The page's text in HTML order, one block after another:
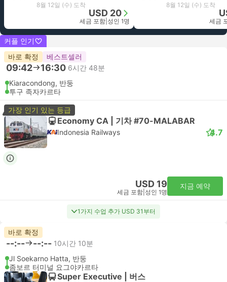
8월 12일 (수) 도착
USD 20
세금 포함 성인 1명
8월 12일 (수) 도착
세금
커플 인기
바로 확정
베스트셀러
09:42 16:30 6시간 48분
Kiaracondong, 반둥
투구 족자카르타
가장 인기 있는 등급
Economy CA | 기차 #70-MALABAR
Indonesia Railways 4.7
USD 19
세금 포함 성인 1명
지금 예약
1가지 수업 추가 USD 31부터
바로 확정
--:-- --:-- 10시간 10분
Jl Soekarno Hatta, 반둥
좀보르 터미널 요그야카르타
Super Executive | 버스